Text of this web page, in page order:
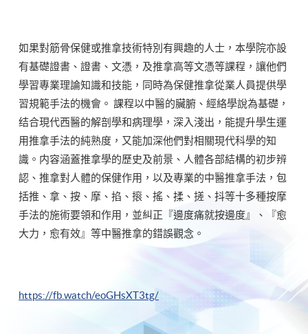
如果對筋骨保健或推拿技術特別有興趣的人士，本學院亦設
有基礎證書、證書、文憑，及推拿高等文憑等課程，讓他們
學習專業理論知識和技能，同時為保健推拿從業人員提供學
習規範手法的機會。 課程以中醫的臟腑、經絡學說為基礎，
结合現代西醫的解剖學和病理學，深入淺出，能提升學生運
用推拿手法的純熟度，又能加深他們對相關現代科學的知
識。内容涵蓋推拿學的歷史及前景、人體各部結構的初步辨
認、推拿對人體的保健作用，以及專業的中醫推拿手法，包
括推、拿、按、摩、掐、㨰、搖、揉、搓、抖等十多種按摩
手法的施術要領和作用，並糾正『邊度痛就按邊度』、『愈
大力，愈有效』等中醫推拿的錯誤觀念。
https://fb.watch/eoGHsXT3tg/